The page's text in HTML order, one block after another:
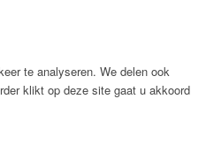
te analyseren. We delen ook
klikt op deze site gaat u akkoord